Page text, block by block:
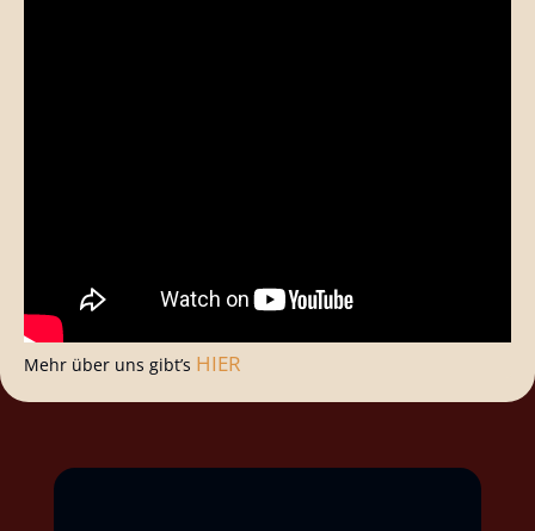
Mehr über uns gibt’s HIER